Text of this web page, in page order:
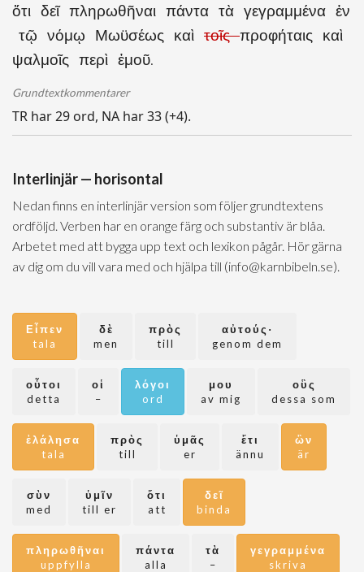
ὅτι δεῖ πληρωθῆναι πάντα τὰ γεγραμμένα ἐν
τῷ νόμῳ Μωϋσέως καὶ τοῖςπροφήταις καὶ
ψαλμοῖς περὶ ἐμοῦ.
Grundtextkommentarer
TR har 29 ord, NA har 33 (+4).
Interlinjär — horisontal
Nedan finns en interlinjär version som följer grundtextens
ordföljd. Verben har en orange färg och substantiv är blåa.
Arbetet med att bygga upp text och lexikon pågår. Hör gärna
av dig om du vill vara med och hjälpa till (info@karnbibeln.se).
Εἶπεν
tala
δὲ
men
πρὸς
till
αὐτούς·
genom dem
οὗτοι
detta
οἱ
–
λόγοι
ord
μου
av mig
οὓς
dessa som
ἐλάλησα
tala
πρὸς
till
ὑμᾶς
er
ἔτι
ännu
ὢν
är
σὺν
med
ὑμῖν
till er
ὅτι
att
δεῖ
binda
πληρωθῆναι
uppfylla
πάντα
alla
τὰ
–
γεγραμμένα
skriva